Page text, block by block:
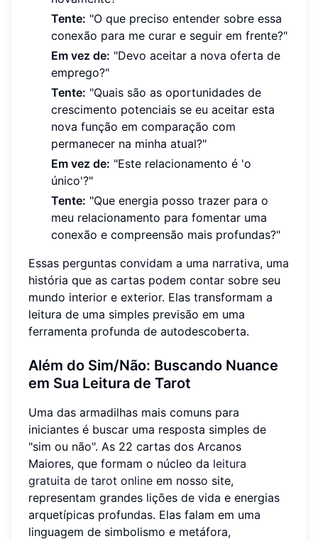
Tente: "O que preciso entender sobre essa
conexão para me curar e seguir em frente?"
Em vez de: "Devo aceitar a nova oferta de
emprego?"
Tente: "Quais são as oportunidades de
crescimento potenciais se eu aceitar esta
nova função em comparação com
permanecer na minha atual?"
Em vez de: "Este relacionamento é 'o
único'?"
Tente: "Que energia posso trazer para o
meu relacionamento para fomentar uma
conexão e compreensão mais profundas?"
Essas perguntas convidam a uma narrativa, uma
história que as cartas podem contar sobre seu
mundo interior e exterior. Elas transformam a
leitura de uma simples previsão em uma
ferramenta profunda de autodescoberta.
Além do Sim/Não: Buscando Nuance
em Sua Leitura de Tarot
Uma das armadilhas mais comuns para
iniciantes é buscar uma resposta simples de
"sim ou não". As 22 cartas dos Arcanos
Maiores, que formam o núcleo da leitura
gratuita de tarot online em nosso site,
representam grandes lições de vida e energias
arquetípicas profundas. Elas falam em uma
linguagem de simbolismo e metáfora,